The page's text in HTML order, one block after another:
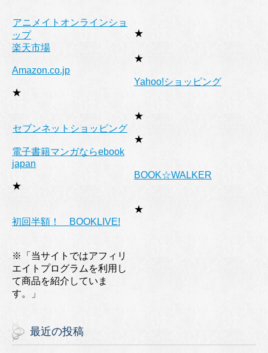
アニメイトオンラインショ
ップ
★
楽天市場
★
Amazon.co.jp
★
Yahoo!ショッピング
★
セブンネットショッピング
★
電子書籍マンガならebook
japan
★
BOOK☆WALKER
★
初回半額！ BOOKLIVE!
※「当サイトではアフィリ
エイトプログラムを利用し
て商品を紹介していま
す。」
最近の投稿